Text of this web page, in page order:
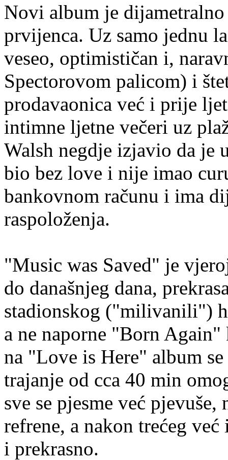
Novi album je
prvijenca. Uz samo jednu
veseo, optimističan i,
Spectorovom palicom) i
prodavaonica već i prije
intimne ljetne večeri uz
Walsh negdje izjavio da je
bio bez love i nije imao
bankovnom računu i ima
raspoloženja.
"Music was Saved" je
do današnjeg dana,
stadionskog ("milivanili")
a ne naporne "Born
na "Love is Here" album
trajanje od cca 40 min
sve se pjesme već
refrene, a nakon trećeg
i prekrasno.